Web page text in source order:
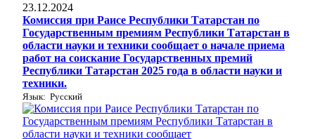
23.12.2024
Комиссия при Раисе Республики Татарстан по
Государственным премиям Республики Татарстан в
области науки и техники сообщает о начале приема
работ на соискание Государственных премий
Республики Татарстан 2025 года в области науки и
техники.
Язык: Русский